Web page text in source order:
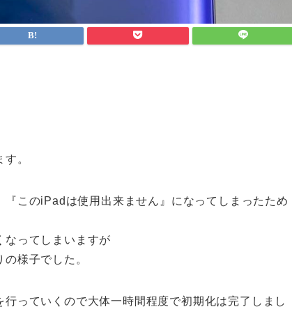
。
このiPadは使用出来ません』になってしまったため
なってしまいますが
様子でした。
っていくので大体一時間程度で初期化は完了しまし